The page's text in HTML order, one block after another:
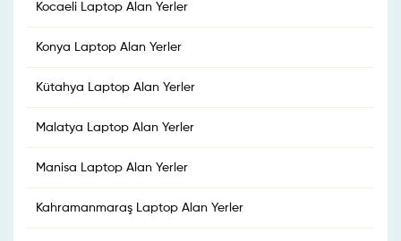
Kocaeli Laptop Alan Yerler
Konya Laptop Alan Yerler
Kütahya Laptop Alan Yerler
Malatya Laptop Alan Yerler
Manisa Laptop Alan Yerler
Kahramanmaraş Laptop Alan Yerler